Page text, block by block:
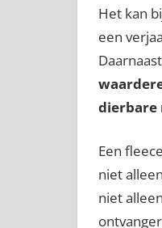
Het kan
een
dierbare
Een
niet
niet